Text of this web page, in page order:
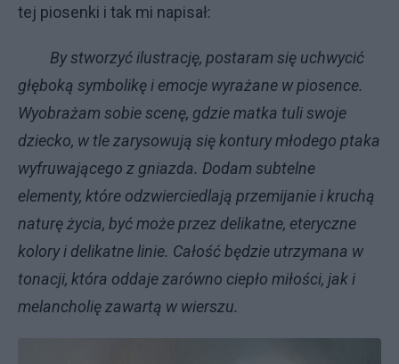
tej piosenki i tak mi napisał:
By stworzyć ilustrację, postaram się uchwycić
głęboką symbolikę i emocje wyrażane w piosence.
Wyobrażam sobie scenę, gdzie matka tuli swoje
dziecko, w tle zarysowują się kontury młodego ptaka
wyfruwającego z gniazda. Dodam subtelne
elementy, które odzwierciedlają przemijanie i kruchą
naturę życia, być może przez delikatne, eteryczne
kolory i delikatne linie. Całość będzie utrzymana w
tonacji, która oddaje zarówno ciepło miłości, jak i
melancholię zawartą w wierszu.